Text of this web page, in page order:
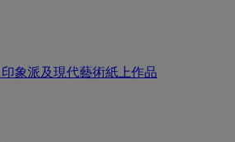
印象派及現代藝術紙上作品